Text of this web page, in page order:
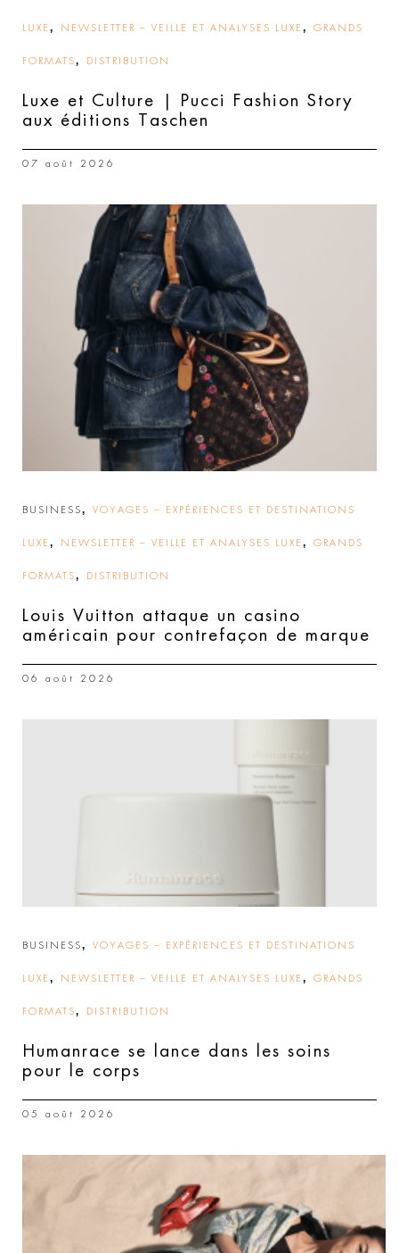
LUXE , NEWSLETTER – VEILLE ET ANALYSES LUXE , GRANDS
FORMATS, DISTRIBUTION
Luxe et Culture | Pucci Fashion Story
aux éditions Taschen
07 août 2026
BUSINESS, VOYAGES – EXPÉRIENCES ET DESTINATIONS
LUXE , NEWSLETTER – VEILLE ET ANALYSES LUXE , GRANDS
FORMATS, DISTRIBUTION
Louis Vuitton attaque un casino
américain pour contrefaçon de marque
06 août 2026
BUSINESS, VOYAGES – EXPÉRIENCES ET DESTINATIONS
LUXE , NEWSLETTER – VEILLE ET ANALYSES LUXE , GRANDS
FORMATS, DISTRIBUTION
Humanrace se lance dans les soins
pour le corps
05 août 2026